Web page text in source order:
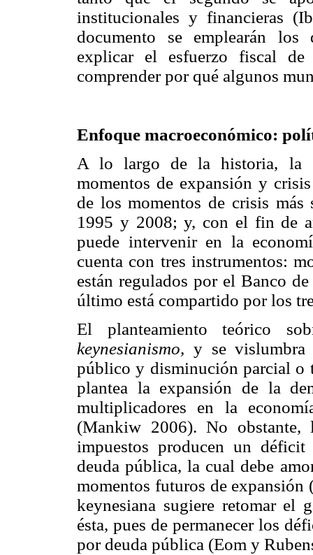
institucionales y financieras
documento se emplearán los
explicar el esfuerzo fiscal
comprender por qué algunos
Enfoque macroeconómico:
A lo largo de la historia, la
momentos de expansión y
de los momentos de crisis más
1995 y 2008; y, con el fin de
puede intervenir en la
cuenta con tres instrumentos:
están regulados por el Banco
último está compartido por los
El planteamiento teórico
keynesianismo, y se vislumbra
público y disminución parcial o
plantea la expansión de la
multiplicadores en la
(Mankiw 2006). No
impuestos producen un
deuda pública, la cual debe
momentos futuros de
keynesiana sugiere retomar el
ésta, pues de permanecer los
por deuda pública (Eom y